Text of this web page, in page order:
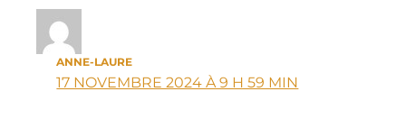
ANNE-LAURE
17 NOVEMBRE 2024 À 9 H 59 MIN